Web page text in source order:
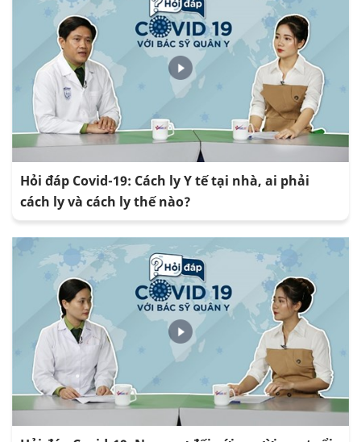
Hỏi đáp Covid-19: Cách ly Y tế tại nhà, ai phải
cách ly và cách ly thế nào?